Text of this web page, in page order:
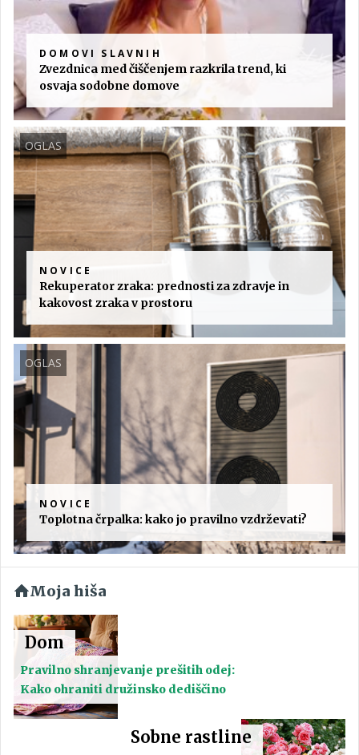
DOMOVI SLAVNIH
Zvezdnica med čiščenjem razkrila trend, ki
osvaja sodobne domove
OGLAS
NOVICE
Rekuperator zraka: prednosti za zdravje in
kakovost zraka v prostoru
OGLAS
NOVICE
Toplotna črpalka: kako jo pravilno vzdrževati?
Moja hiša
Dom
Pravilno shranjevanje prešitih odej:
Kako ohraniti družinsko dediščino
Sobne rastline